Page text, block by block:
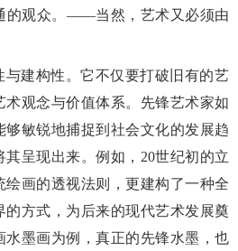
观众。 ——当然，艺术又必须由
与建构性。它不仅要打破旧有的艺
观念与价值体系。先锋艺术家如
够敏锐地捕捉到社会文化的发展趋
呈现出来。例如， 20世纪初的立
画的透视法则，更建构了一种全
的方式，为后来的现代艺术发展奠
水墨画为例，真正的先锋水墨，也